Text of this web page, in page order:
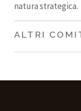
natura strategica.
ALTRI